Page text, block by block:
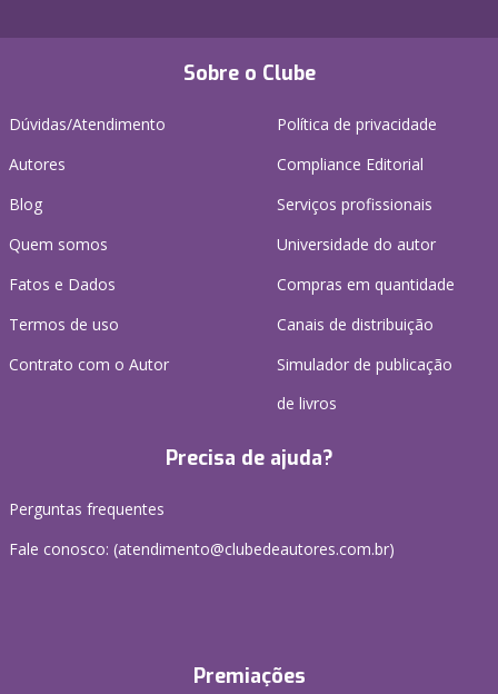
Sobre o Clube
Dúvidas/Atendimento
Autores
Blog
Quem somos
Fatos e Dados
Termos de uso
Contrato com o Autor
Política de privacidade
Compliance Editorial
Serviços profissionais
Universidade do autor
Compras em quantidade
Canais de distribuição
Simulador de publicação
de livros
Precisa de ajuda?
Perguntas frequentes
Fale conosco: (atendimento@clubedeautores.com.br)
Premiações